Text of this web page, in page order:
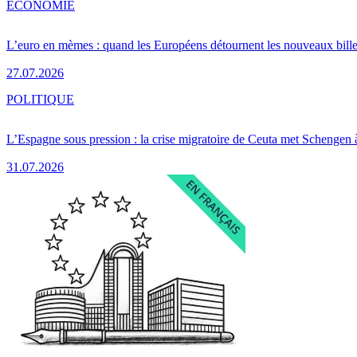
L’euro en mèmes : quand les Européens détournent les nouveaux
27.07.2026
ÉCONOMIE
L’Espagne sous pression : la crise migratoire de Ceuta met Schengen
31.07.2026
POLITIQUE